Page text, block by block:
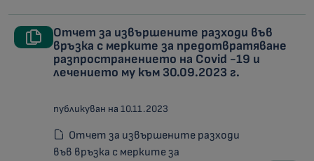
Отчет за извършените разходи във
връзка с мерките за предотвратяване
разпространението на Covid -19 и
лечението му към 30.09.2023 г.
публикуван на 10.11.2023
Отчет за извършените разходи
във връзка с мерките за